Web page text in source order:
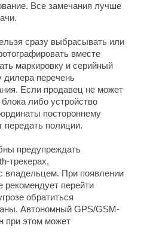
Все замечания лучше
сразу выбрасывать или
вместе
маркировку и серийный
дилера перечень
Если продавец не может
либо устройство
постороннему
передать полиции.
предупреждать
трекерах,
владельцем. При появлении
рекомендует перейти
обратиться
Автономный GPS/GSM-
при этом может